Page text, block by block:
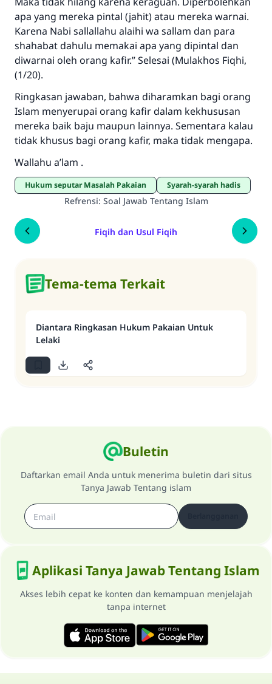
apa yang mereka pintal (jahit) atau mereka warnai.
Karena Nabi sallallahu alaihi wa sallam dan para
shahabat dahulu memakai apa yang dipintal dan
diwarnai oleh orang kafir.” Selesai (Mulakhos Fiqhi,
(1/20).
Ringkasan jawaban, bahwa diharamkan bagi orang
Islam menyerupai orang kafir dalam kekhususan
mereka baik baju maupun lainnya. Sementara kalau
tidak khusus bagi orang kafir, maka tidak mengapa.
Wallahu a’lam .
Hukum seputar Masalah Pakaian Syarah-syarah hadis
Refrensi: Soal Jawab Tentang Islam
Fiqih dan Usul Fiqih
Tema-tema Terkait
Diantara Ringkasan Hukum Pakaian Untuk
Lelaki
Buletin
Daftarkan email Anda untuk menerima buletin dari situs
Tanya Jawab Tentang islam
Aplikasi Tanya Jawab Tentang Islam
Akses lebih cepat ke konten dan kemampuan menjelajah
tanpa internet